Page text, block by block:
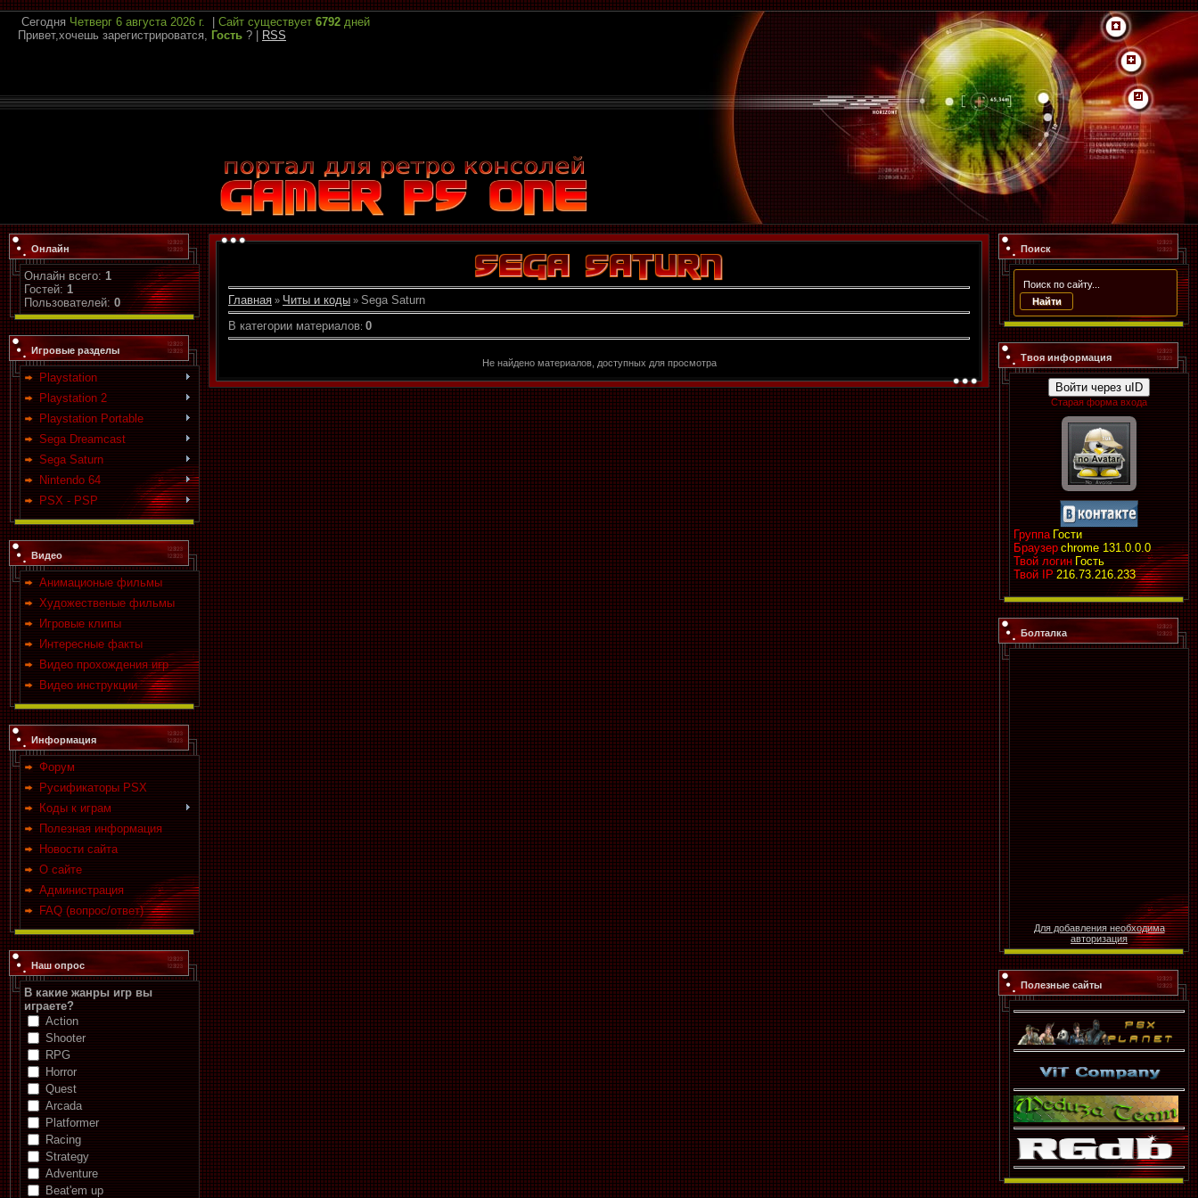
Сегодня Четверг 6 августа 2026 г. Сайт существует 6792 дней
Привет,хочешь зарегистрироватся, Гость ? RSS
Онлайн
Онлайн всего: 1
Гостей: 1
Пользователей: 0
Игровые разделы
Playstation
Playstation 2
Playstation Portable
Sega Dreamcast
Sega Saturn
Nintendo 64
PSX - PSP
Видео
Анимационые фильмы
Художественые фильмы
Игровые клипы
Интересные факты
Видео прохождения игр
Видео инструкции
Информация
Форум
Русификаторы PSX
Коды к играм
Полезная информация
Новости сайта
О сайте
Администрация
FAQ (вопрос/ответ)
Наш опрос
В какие жанры игр вы
играете?
Action
Shooter
RPG
Horror
Quest
Arcada
Platformer
Racing
Strategy
Adventure
Beat'em up
Главная » Читы и коды » Sega Saturn
В категории материалов: 0
Не найдено материалов, доступных для просмотра
Поиск
Твоя информация
Войти через uID
Старая форма входа
Группа Гости
Браузер chrome 131.0.0.0
Твой логин Гость
Твой IP 216.73.216.233
Болталка
Для добавления необходима
авторизация
Полезные сайты